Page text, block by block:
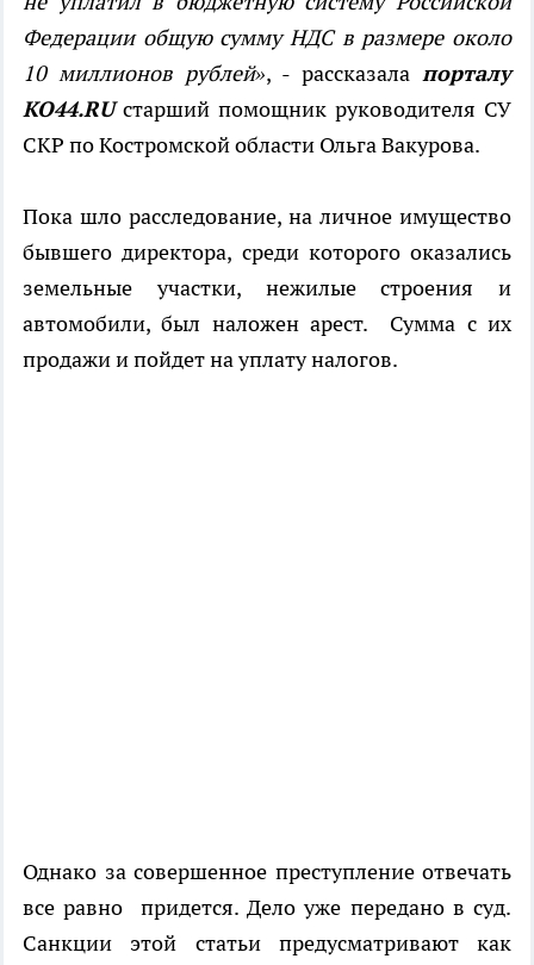
Федерации общую сумму НДС в размере около
10 миллионов рублей», - рассказала порталу
КО44.RUстарший помощник руководителя СУ
СКР по Костромской области Ольга Вакурова.
Пока шло расследование, на личное имущество
бывшего директора, среди которого оказались
земельные участки, нежилые строения и
автомобили, был наложен арест. Сумма с их
продажи и пойдет на уплату налогов.
Однако за совершенное преступление отвечать
все равно придется. Дело уже передано в суд.
Санкции этой статьи предусматривают как